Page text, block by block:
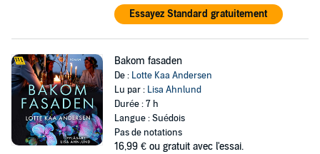
Essayez Standard gratuitement
Bakom fasaden
De : Lotte Kaa Andersen
Lu par : Lisa Ahnlund
Durée : 7 h
Langue : Suédois
Pas de notations
16,99 € ou gratuit avec l'essai.